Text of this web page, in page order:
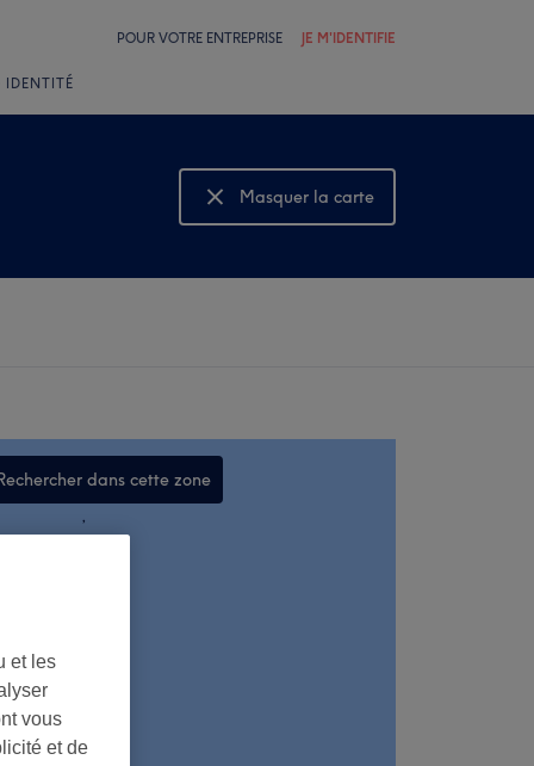
POUR VOTRE ENTREPRISE JE M'IDENTIFIE
IDENTITÉ
Masquer la carte
Montrer la carte
dans cette zone
,
et les
vous
et de